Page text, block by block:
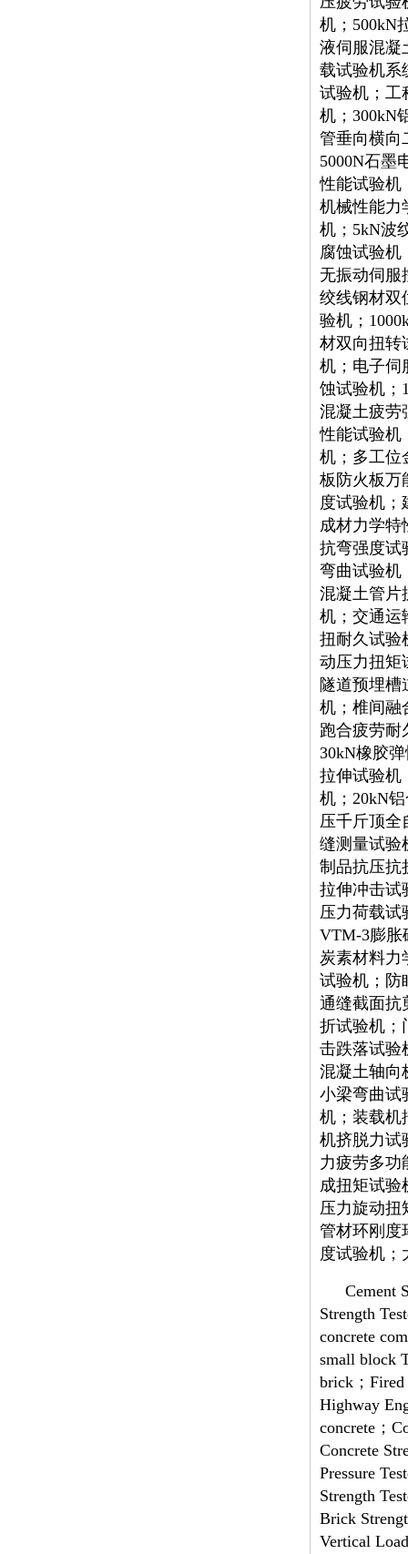
机；500kN
液伺服混凝
载试验机系
试验机；工
机；300kN
管垂向横向
5000N石墨
性能试验机
机械性能力
机；5kN波
腐蚀试验机
无振动伺服
绞线钢材双
验机；
材双向扭转
机；电子伺
蚀试验机；
混凝土疲劳
性能试验机
机；多工位
板防火板万
度试验机；
成材力学特
抗弯强度试
弯曲试验机
混凝土管片
机；交通运
扭耐久试验
动压力扭矩
隧道预埋槽
机；椎间融
跑合疲劳耐
30kN橡胶
拉伸试验机
机；20kN
压千斤顶全
缝测量试验
制品抗压抗
拉伸冲击试
压力荷载试
VTM-3膨胀
炭素材料力
试验机；防
通缝截面抗
折试验机；
击跌落试验
混凝土轴向
小梁弯曲试
机；装载机
机挤脱力试
力疲劳多功
成扭矩试验
压力旋动扭
管材环刚度
度试验机；
Cement
Strength
concrete
small block
brick；Fired
Highway
concrete；
Concrete
Pressure
Strength
Brick
Vertical